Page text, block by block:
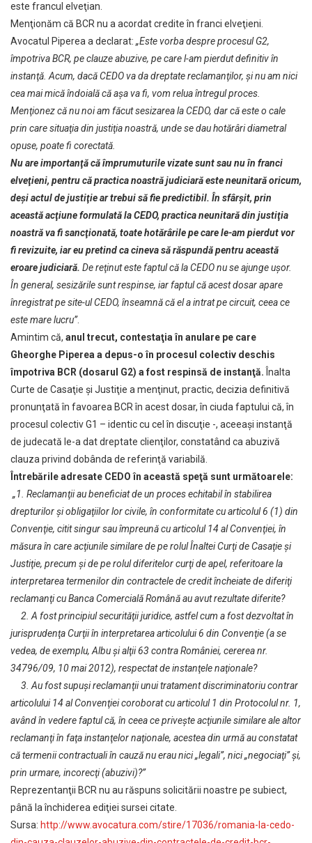
este francul elveţian.
Menţionăm că BCR nu a acordat credite în franci elveţieni.
Avocatul Piperea a declarat: „Este vorba despre procesul G2,
împotriva BCR, pe clauze abuzive, pe care l-am pierdut definitiv în
instanţă. Acum, dacă CEDO va da dreptate reclamanţilor, şi nu am nici
cea mai mică îndoială că aşa va fi, vom relua întregul proces.
Menţionez că nu noi am făcut sesizarea la CEDO, dar că este o cale
prin care situaţia din justiţia noastră, unde se dau hotărâri diametral
opuse, poate fi corectată.
Nu are importanţă că împrumuturile vizate sunt sau nu în franci
elveţieni, pentru că practica noastră judiciară este neunitară oricum,
deşi actul de justiţie ar trebui să fie predictibil. În sfârşit, prin
această acţiune formulată la CEDO, practica neunitară din justiţia
noastră va fi sancţionată, toate hotărârile pe care le-am pierdut vor
fi revizuite, iar eu pretind ca cineva să răspundă pentru această
eroare judiciară. De reţinut este faptul că la CEDO nu se ajunge uşor.
În general, sesizările sunt respinse, iar faptul că acest dosar apare
înregistrat pe site-ul CEDO, înseamnă că el a intrat pe circuit, ceea ce
este mare lucru”.
Amintim că, anul trecut, contestaţia în anulare pe care
Gheorghe Piperea a depus-o în procesul colectiv deschis
împotriva BCR (dosarul G2) a fost respinsă de instanţă. Înalta
Curte de Casaţie şi Justiţie a menţinut, practic, decizia definitivă
pronunţată în favoarea BCR în acest dosar, în ciuda faptului că, în
procesul colectiv G1 – identic cu cel în discuţie -, aceeaşi instanţă
de judecată le-a dat dreptate clienţilor, constatând ca abuzivă
clauza privind dobânda de referinţă variabilă.
Întrebările adresate CEDO în această speţă sunt următoarele:
„1. Reclamanţii au beneficiat de un proces echitabil în stabilirea
drepturilor şi obligaţiilor lor civile, în conformitate cu articolul 6 (1) din
Convenţie, citit singur sau împreună cu articolul 14 al Convenţiei, în
măsura în care acţiunile similare de pe rolul Înaltei Curţi de Casaţie şi
Justiţie, precum şi de pe rolul diferitelor curţi de apel, referitoare la
interpretarea termenilor din contractele de credit încheiate de diferiţi
reclamanţi cu Banca Comercială Română au avut rezultate diferite?
2. A fost principiul securităţii juridice, astfel cum a fost dezvoltat în
jurisprudenţa Curţii în interpretarea articolului 6 din Convenţie (a se
vedea, de exemplu, Albu şi alţii 63 contra României, cererea nr.
34796/09, 10 mai 2012), respectat de instanţele naţionale?
3. Au fost supuşi reclamanţii unui tratament discriminatoriu contrar
articolului 14 al Convenţiei coroborat cu articolul 1 din Protocolul nr. 1,
având în vedere faptul că, în ceea ce priveşte acţiunile similare ale altor
reclamanţi în faţa instanţelor naţionale, acestea din urmă au constatat
că termenii contractuali în cauză nu erau nici „legali”, nici „negociaţi” şi,
prin urmare, incorecţi (abuzivi)?”
Reprezentanţii BCR nu au răspuns solicitării noastre pe subiect,
până la închiderea ediţiei sursei citate.
Sursa: http://www.avocatura.com/stire/17036/romania-la-cedo-